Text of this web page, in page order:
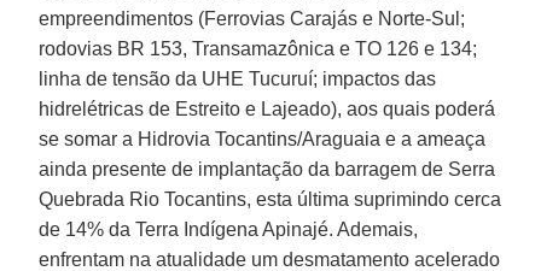
empreendimentos (Ferrovias Carajás e Norte-Sul;
rodovias BR 153, Transamazônica e TO 126 e 134;
linha de tensão da UHE Tucuruí; impactos das
hidrelétricas de Estreito e Lajeado), aos quais poderá
se somar a Hidrovia Tocantins/Araguaia e a ameaça
ainda presente de implantação da barragem de Serra
Quebrada Rio Tocantins, esta última suprimindo cerca
de 14% da Terra Indígena Apinajé. Ademais,
enfrentam na atualidade um desmatamento acelerado